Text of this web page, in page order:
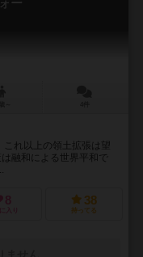
ー
これ以上の領土拡張は望
融和による世界平和で
8
入り
38
持ってる